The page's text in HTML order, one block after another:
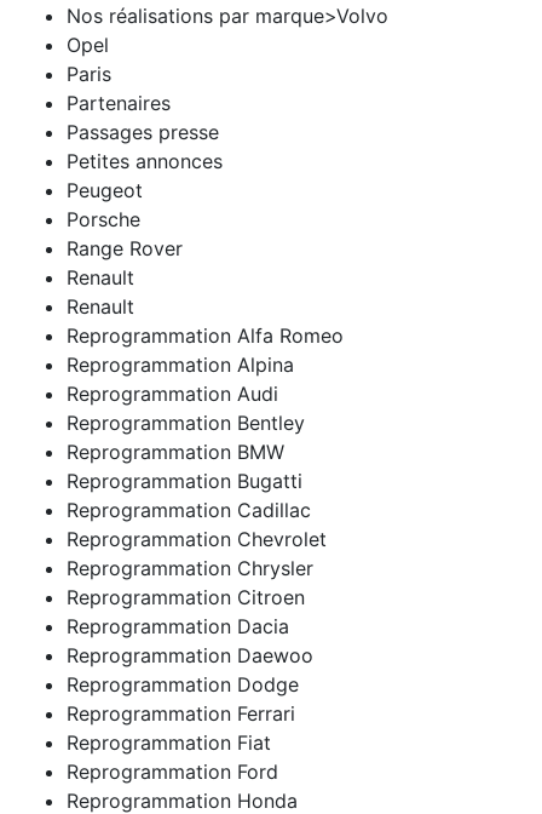
Nos réalisations par marque>Volvo
Opel
Paris
Partenaires
Passages presse
Petites annonces
Peugeot
Porsche
Range Rover
Renault
Renault
Reprogrammation Alfa Romeo
Reprogrammation Alpina
Reprogrammation Audi
Reprogrammation Bentley
Reprogrammation BMW
Reprogrammation Bugatti
Reprogrammation Cadillac
Reprogrammation Chevrolet
Reprogrammation Chrysler
Reprogrammation Citroen
Reprogrammation Dacia
Reprogrammation Daewoo
Reprogrammation Dodge
Reprogrammation Ferrari
Reprogrammation Fiat
Reprogrammation Ford
Reprogrammation Honda